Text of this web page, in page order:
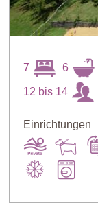
7 6
12 bis 14
Einrichtungen